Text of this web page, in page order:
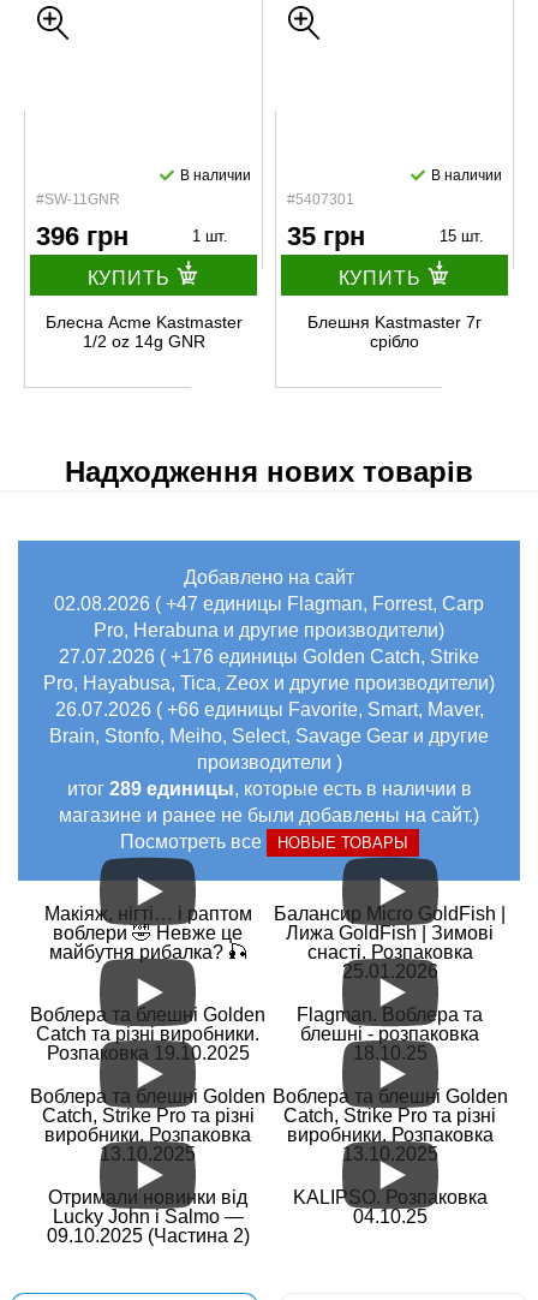
#SW-11GNR
В наличии
396 грн 1 шт.
КУПИТЬ
Блесна Acme Kastmaster
1/2 oz 14g GNR
#5407301
В наличии
35 грн 15 шт.
КУПИТЬ
Блешня Kastmaster 7г
срібло
Надходження нових товарів
Добавлено на сайт
02.08.2026 ( +47 единицы Flagman, Forrest, Carp
Pro, Herabuna и другие производители)
27.07.2026 ( +176 единицы Golden Catch, Strike
Pro, Hayabusa, Tica, Zeox и другие производители)
26.07.2026 ( +66 единицы Favorite, Smart, Maver,
Brain, Stonfo, Meiho, Select, Savage Gear и другие
производители )
итог 289 единицы, которые есть в наличии в
магазине и ранее не были добавлены на сайт.)
Посмотреть все
НОВЫЕ ТОВАРЫ
Макіяж, нігті… і раптом
воблери 🤣 Невже це
майбутня рибалка? 🎣
Балансир Micro GoldFish |
Лижа GoldFish | Зимові
снасті. Розпаковка
25.01.2026
Воблера та блешні Golden
Catch та різні виробники.
Розпаковка 19.10.2025
Flagman. Воблера та
блешні - розпаковка
18.10.25
Воблера та блешні Golden
Catch, Strike Pro та різні
виробники. Розпаковка
13.10.2025
Воблера та блешні Golden
Catch, Strike Pro та різні
виробники. Розпаковка
13.10.2025
Отримали новинки від
Lucky John і Salmo —
09.10.2025 (Частина 2)
KALIPSO. Розпаковка
04.10.25